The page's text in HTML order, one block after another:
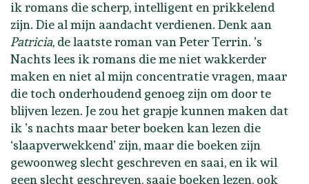
ik romans die scherp, intelligent en prikkelend
zijn. Die al mijn aandacht verdienen. Denk aan
Patricia, de laatste roman van Peter Terrin. ’s
Nachts lees ik romans die me niet wakkerder
maken en niet al mijn concentratie vragen, maar
die toch onderhoudend genoeg zijn om door te
blijven lezen. Je zou het grapje kunnen maken dat
ik ’s nachts maar beter boeken kan lezen die
‘slaapverwekkend’ zijn, maar die boeken zijn
gewoonweg slecht geschreven en saai, en ik wil
geen slecht geschreven, saaie boeken lezen, ook